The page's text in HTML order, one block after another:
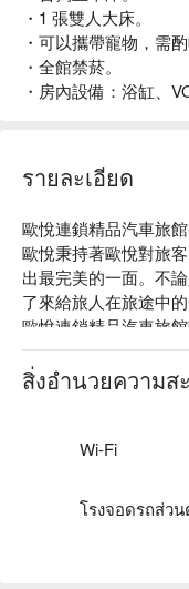
・1 張雙人大床。
・可以攜帶寵物，需
・全館禁菸。
・房內設備：浴缸、
รายละเอียด
歐悅連鎖精品汽車旅
歐悅秉持著歐悅對旅
出最完美的一面。不
了來給旅人在旅途中
歐悅連鎖精品汽車旅
薦
歐悅連鎖精品汽車旅
新營館住宿方案、歐
สิ่งอำนวยความส
Wi-Fi
โรงจอดรถส่ว